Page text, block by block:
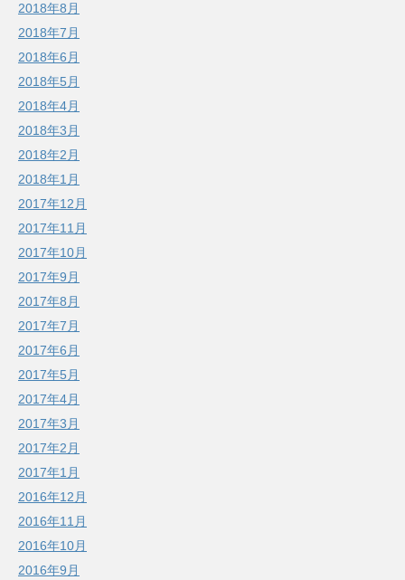
2018年8月
2018年7月
2018年6月
2018年5月
2018年4月
2018年3月
2018年2月
2018年1月
2017年12月
2017年11月
2017年10月
2017年9月
2017年8月
2017年7月
2017年6月
2017年5月
2017年4月
2017年3月
2017年2月
2017年1月
2016年12月
2016年11月
2016年10月
2016年9月